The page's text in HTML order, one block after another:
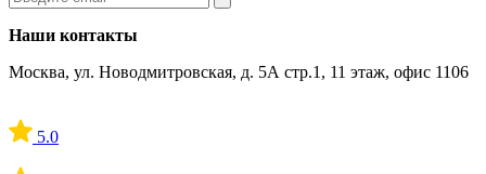
Наши контакты
Москва, ул. Новодмитровская, д. 5А стр.1, 11 этаж, офис 1106
5.0